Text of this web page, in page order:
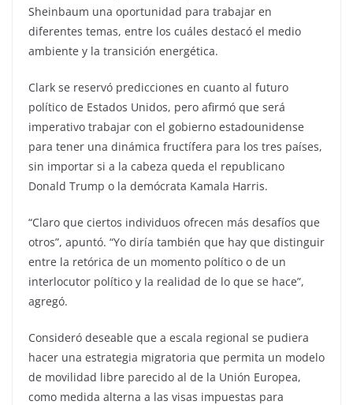
Sheinbaum una oportunidad para trabajar en
diferentes temas, entre los cuáles destacó el medio
ambiente y la transición energética.
Clark se reservó predicciones en cuanto al futuro
político de Estados Unidos, pero afirmó que será
imperativo trabajar con el gobierno estadounidense
para tener una dinámica fructífera para los tres países,
sin importar si a la cabeza queda el republicano
Donald Trump o la demócrata Kamala Harris.
“Claro que ciertos individuos ofrecen más desafíos que
otros”, apuntó. “Yo diría también que hay que distinguir
entre la retórica de un momento político o de un
interlocutor político y la realidad de lo que se hace”,
agregó.
Consideró deseable que a escala regional se pudiera
hacer una estrategia migratoria que permita un modelo
de movilidad libre parecido al de la Unión Europea,
como medida alterna a las visas impuestas para